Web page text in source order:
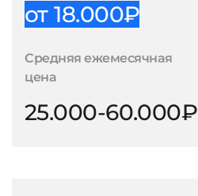
от 18.000₽
Средняя ежемесячная
цена
25.000-60.000₽